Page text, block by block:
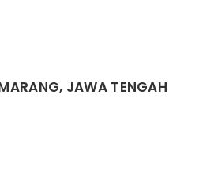
JAWA TENGAH